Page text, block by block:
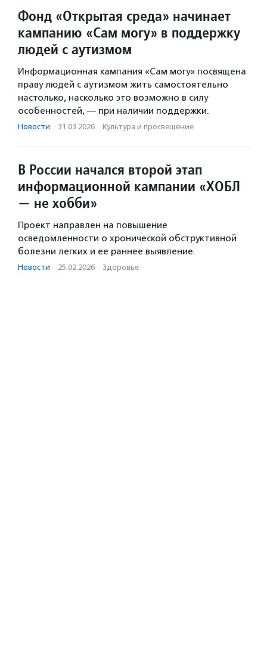
Фонд «Открытая среда» начинает
кампанию «Сам могу» в поддержку
людей с аутизмом
Информационная кампания «Сам могу» посвящена
праву людей с аутизмом жить самостоятельно
настолько, насколько это возможно в силу
особенностей, — при наличии поддержки.
Новости · 31.03.2026 · Культура и просвещение
В России начался второй этап
информационной кампании «ХОБЛ
— не хобби»
Проект направлен на повышение
осведомленности о хронической обструктивной
болезни легких и ее раннее выявление.
Новости · 25.02.2026 · Здоровье